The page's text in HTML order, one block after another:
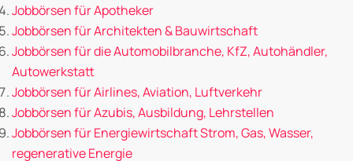
Jobbörsen für Apotheker
Jobbörsen für Architekten & Bauwirtschaft
Jobbörsen für die Automobilbranche, KfZ, Autohändler,
Autowerkstatt
Jobbörsen für Airlines, Aviation, Luftverkehr
Jobbörsen für Azubis, Ausbildung, Lehrstellen
Jobbörsen für Energiewirtschaft Strom, Gas, Wasser,
regenerative Energie